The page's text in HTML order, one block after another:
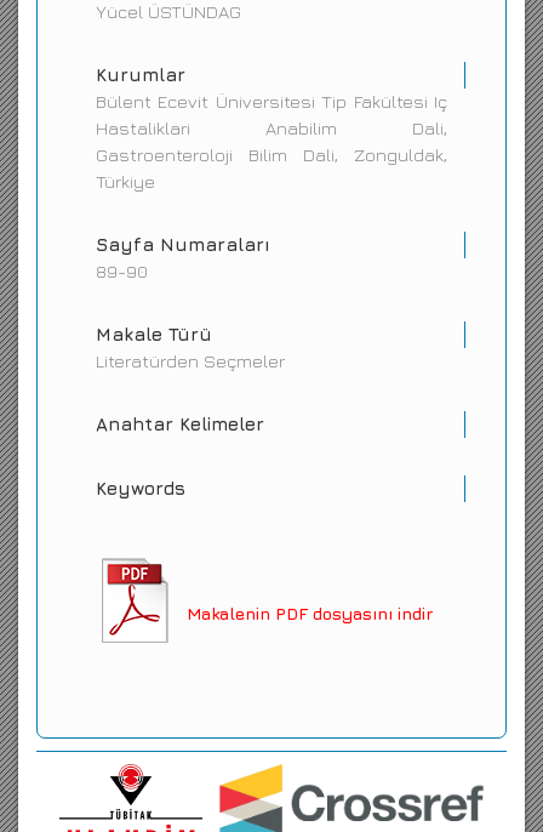
Yücel ÜSTÜNDAG
Kurumlar
Bülent Ecevit Üniversitesi Tip Fakültesi Iç
Hastaliklari Anabilim Dali,
Gastroenteroloji Bilim Dali, Zonguldak,
Türkiye
Sayfa Numaraları
89-90
Makale Türü
Literatürden Seçmeler
Anahtar Kelimeler
Keywords
Makalenin PDF dosyasını indir